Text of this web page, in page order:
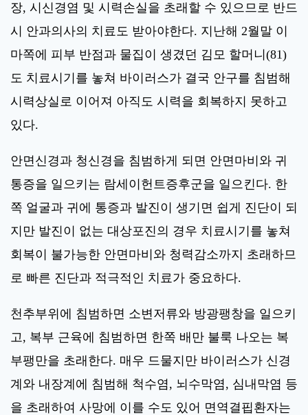
장, 시신경염 및 시력손실을 초래할 수 있으므로 반드
시 안과의사의 치료도 받아야한다. 지난해 2월말 이
마쪽에 피부 반점과 물집이 생겼던 김모 할머니(81)
도 치료시기를 놓쳐 바이러스가 결국 안구를 침범해
시력상실로 이어져 아직도 시력을 회복하지 못하고
있다.
안면신경과 청신경을 침범하게 되면 안면마비와 귀
통증을 일으키는 람세이헌트증후군을 일으킨다. 한
쪽 얼굴과 귀에 통증과 발진이 생기면 쉽게 진단이 되
지만 발진이 없는 대상포진의 경우 치료시기를 놓쳐
회복이 불가능한 안면마비와 청력감소까지 초래하므
로 빠른 진단과 적극적인 치료가 중요하다.
천추부위에 침범하면 소변저류와 방광팽창을 일으키
고, 복부 근육에 침범하면 한쪽 배만 불룩 나오는 복
부팽만을 초래한다. 매우 드물지만 바이러스가 신경
계와 내장계에 침범해 척수염, 뇌수막염, 심내막염 등
을 초래하여 사망에 이를 수도 있어 면역결핍환자는